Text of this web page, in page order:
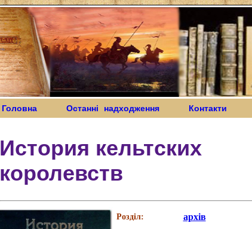
Головна Останні надходження Контакти
История кельтских
королевств
Розділ: архів